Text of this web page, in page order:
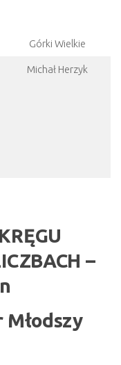
Górki Wielkie
Michał Herzyk
–